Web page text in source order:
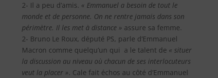
2- Il a peu d’amis. « Emmanuel a besoin de tout le
monde et de personne. On ne rentre jamais dans son
périmètre. Il les met à distance » assure sa femme.
2- Bruno Le Roux, député PS, parle d’Emmanuel
Macron comme quelqu’un qui a le talent de « situer
la discussion au niveau où chacun de ses interlocuteurs
veut la placer ». Cale fait échos au côté d’Emmanuel